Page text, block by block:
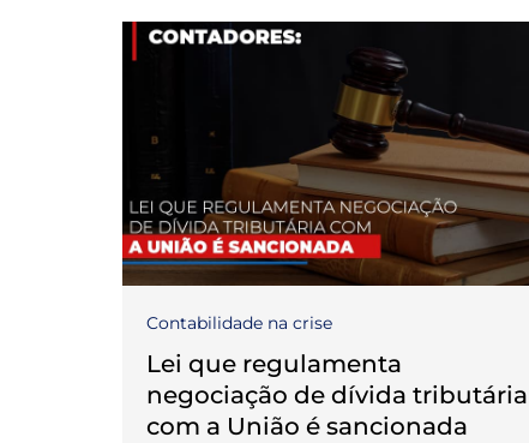
Contabilidade na crise
Lei que regulamenta
negociação de dívida tributária
com a União é sancionada